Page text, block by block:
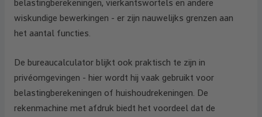
belastingberekeningen, vierkantswortels en andere
wiskundige bewerkingen - er zijn nauwelijks grenzen aan
het aantal functies.
De bureaucalculator blijkt ook praktisch te zijn in
privéomgevingen - hier wordt hij vaak gebruikt voor
belastingberekeningen of huishoudrekeningen. De
rekenmachine met afdruk biedt het voordeel dat de